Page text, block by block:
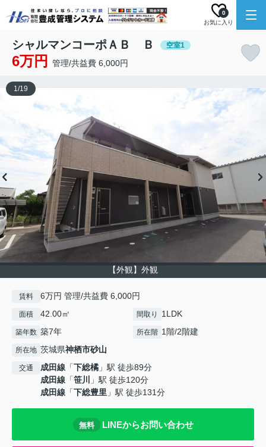
お気に入り
0
シャルマンコーポＡＢ Ｂ 空室1
6万円 管理/共益費 6,000円
【外観】外観
1/19
賃料 6万円 管理/共益費 6,000円
面積 42.00㎡ 間取り 1LDK
築年数 築7年 所在階 1階/2階建
所在地 茨城県神栖市砂山
交通 成田線 「下総橘 」駅 徒歩89分
成田線 「笹川
」駅 徒歩120分
成田線 「下総豊里 」駅 徒歩131分
無料 LINEからお問い合わせ